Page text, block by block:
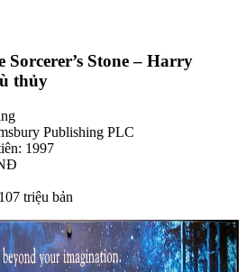
Stone – Harry
thủy
Publishing PLC
1997
triệu bản